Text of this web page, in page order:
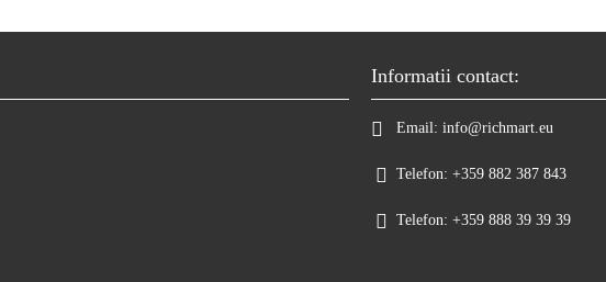
Informatii contact:
Email: info@richmart.eu
Telefon: +359 882 387 843
Telefon: +359 888 39 39 39